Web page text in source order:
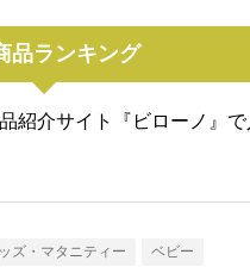
品ランキング
紹介サイト『ビローノ』
ズ・マタニティー ベビー